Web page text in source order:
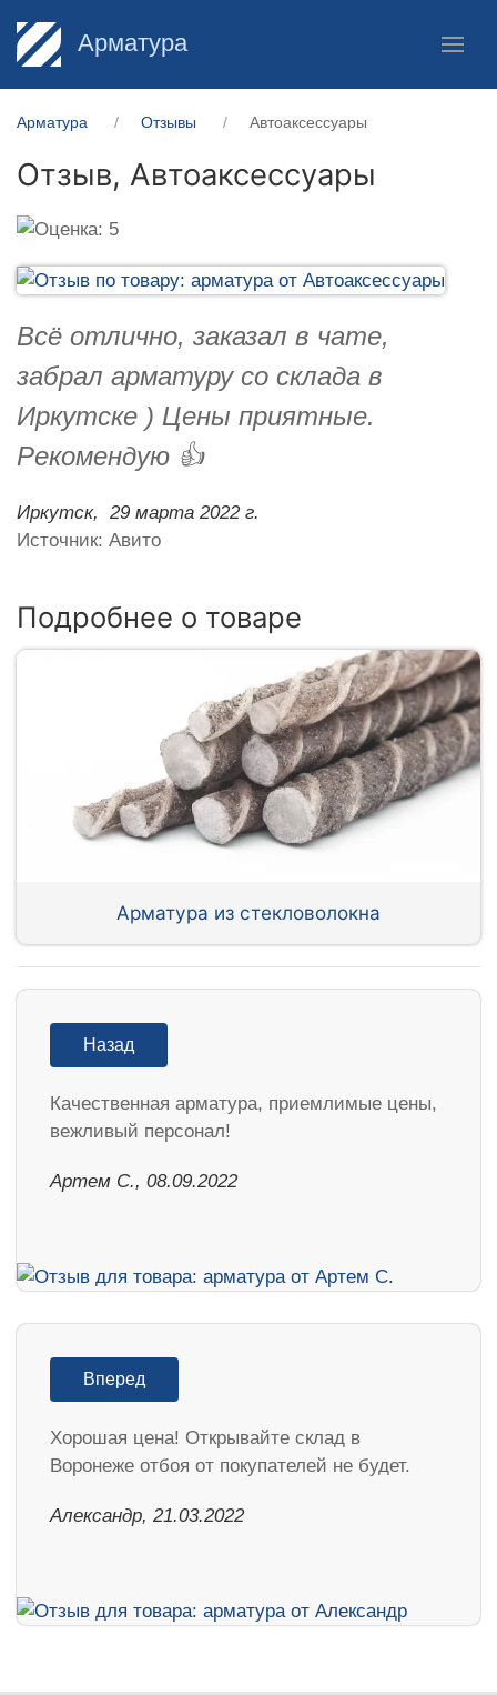
Арматура
Арматура Отзывы Автоаксессуары
Отзыв, Автоаксессуары
Всё отлично, заказал в чате,
забрал арматуру со склада в
Иркутске ) Цены приятные.
Рекомендую 👍
Иркутск,
29 марта 2022 г.
Источник: Авито
Подробнее о товаре
Арматура из стекловолокна
Назад
Качественная арматура, приемлимые цены,
вежливый персонал!
Артем С., 08.09.2022
Вперед
Хорошая цена! Открывайте склад в
Воронеже отбоя от покупателей не будет.
Александр, 21.03.2022